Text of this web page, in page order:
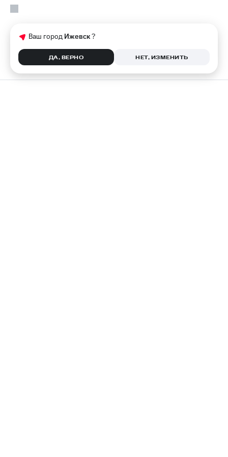
Ваш город Ижевск?
ДА, ВЕРНО НЕТ, ИЗМЕНИТЬ